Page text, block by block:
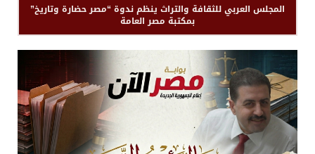
المجلس العربي للثقافة والتراث ينظم ندوة “مصر حضارة وتاريخ”
بمكتبة مصر العامة